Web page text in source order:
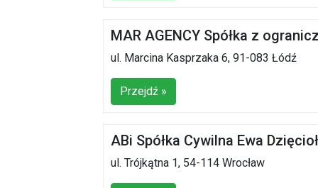
MAR AGENCY Spółka z
ul. Marcina Kasprzaka 6, 91-083 Łódź
Przejdź »
ABi Spółka Cywilna Ewa
ul. Trójkątna 1, 54-114 Wrocław